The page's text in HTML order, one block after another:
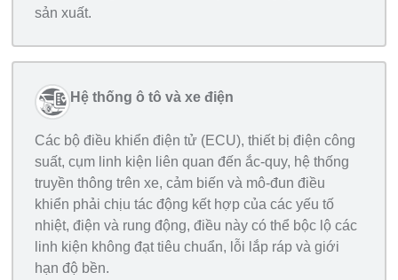
sản xuất.
Hệ thống ô tô và xe điện
Các bộ điều khiển điện tử (ECU), thiết bị điện công
suất, cụm linh kiện liên quan đến ắc-quy, hệ thống
truyền thông trên xe, cảm biến và mô-đun điều
khiển phải chịu tác động kết hợp của các yếu tố
nhiệt, điện và rung động, điều này có thể bộc lộ các
linh kiện không đạt tiêu chuẩn, lỗi lắp ráp và giới
hạn độ bền.